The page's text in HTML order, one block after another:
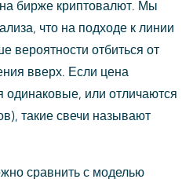
бирже криптовалют. Мы
что на подходе к линии
вероятности отбиться от
вверх. Если цена
одинаковые, или отличаются
такие свечи называют
сравнить с моделью